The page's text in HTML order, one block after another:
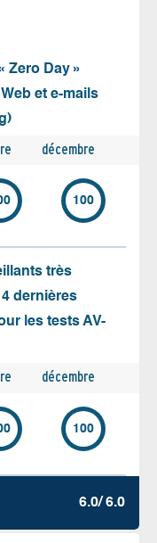
Zero Day »
et e-mails
décembre
100
très
dernières
les tests AV-
décembre
100
6.0/ 6.0